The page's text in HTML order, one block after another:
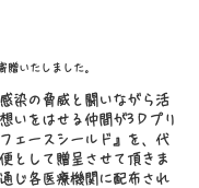
いたしました。
染の脅威と闘いながら活
いをはせる仲間が3Ｄプリ
ェースシールド』を、代
として贈呈させて頂きま
じ各医療機関に配布され